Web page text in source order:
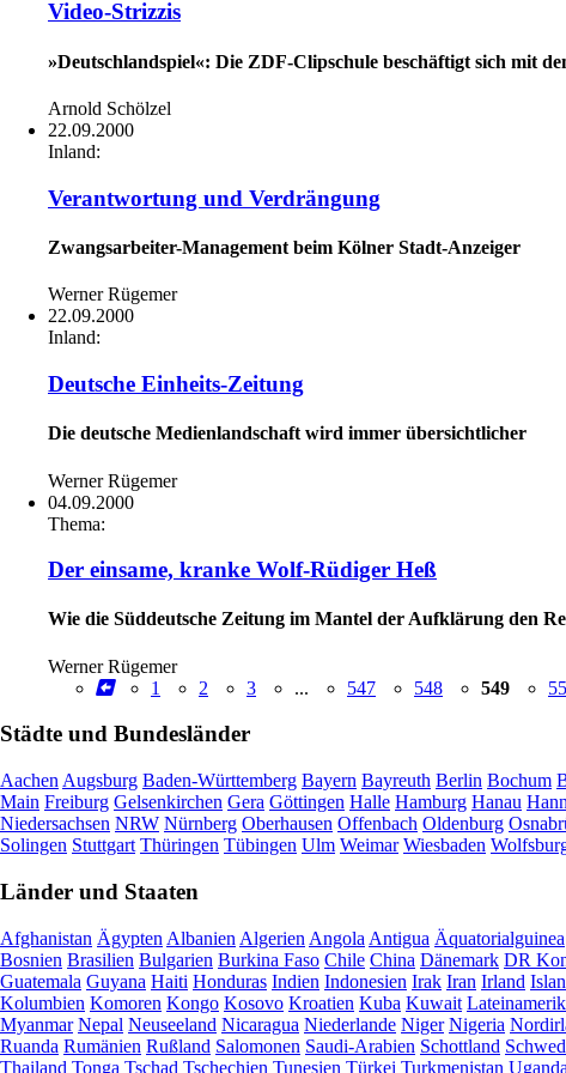
Video-Strizzis
»Deutschlandspiel«: Die ZDF-Clipschule beschäftigt sich mit
Arnold Schölzel
22.09.2000
Inland:
Verantwortung und Verdrängung
Zwangsarbeiter-Management beim Kölner Stadt-Anzeiger
Werner Rügemer
22.09.2000
Inland:
Deutsche Einheits-Zeitung
Die deutsche Medienlandschaft wird immer übersichtlicher
Werner Rügemer
04.09.2000
Thema:
Der einsame, kranke Wolf-Rüdiger Heß
Wie die Süddeutsche Zeitung im Mantel der Aufklärung den
Werner Rügemer
1
2 3 ... 547 548 549
Städte und Bundesländer
Aachen Augsburg Baden-Württemberg Bayern Bayreuth Berlin Bochum
Main Freiburg Gelsenkirchen Gera Göttingen Halle Hamburg Hanau
Niedersachsen NRW Nürnberg Oberhausen Offenbach Oldenburg
Solingen Stuttgart Thüringen Tübingen Ulm Weimar Wiesbaden
Länder und Staaten
Afghanistan Ägypten Albanien Algerien Angola Antigua Äquatorialguinea
Bosnien Brasilien Bulgarien Burkina Faso Chile China Dänemark DR
Guatemala Guyana Haiti Honduras Indien Indonesien Irak Iran Irland
Kolumbien Komoren Kongo Kosovo Kroatien Kuba Kuwait
Myanmar Nepal Neuseeland Nicaragua Niederlande Niger Nigeria
Ruanda Rumänien Rußland Salomonen Saudi-Arabien Schottland
Thailand Tonga Tschad Tschechien Tunesien Türkei Turkmenistan Uganda